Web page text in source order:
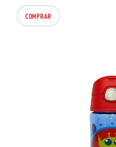
COMPRAR